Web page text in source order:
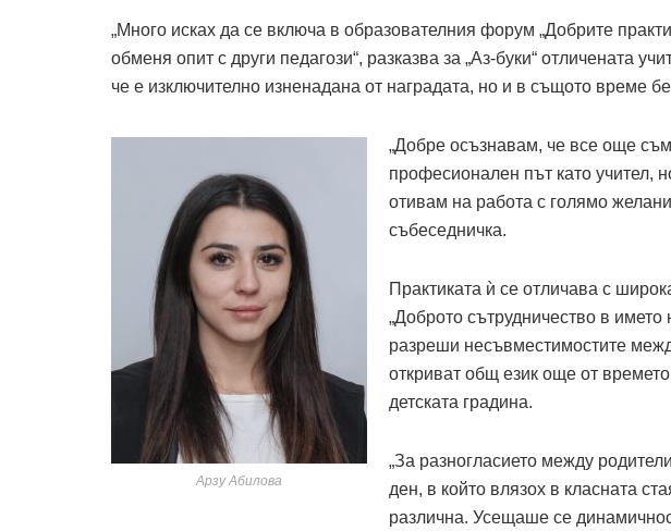
„Много исках да се включа в образователния форум „Добрите
обменя опит с други педагози“, разказва за „Аз-буки“ отличената
че е изключително изненадана от наградата, но и в същото време
Арзу Абилова
„Добре осъзнавам, че все още
професионален път като учител,
отивам на работа с голямо
събеседничка.
Практиката ѝ се отличава с
„Доброто сътрудничество в името
разреши несъвместимостите
откриват общ език още от
детската градина.
„За разногласието между
ден, в който влязох в класната
различна. Усещаше се